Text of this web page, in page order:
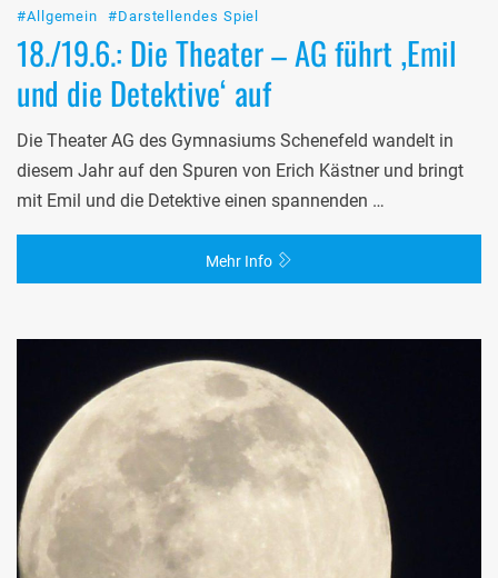
#Allgemein #Darstellendes Spiel
18./19.6.: Die Theater – AG führt ‚Emil
und die Detektive‘ auf
Die Theater AG des Gymnasiums Schenefeld wandelt in
diesem Jahr auf den Spuren von Erich Kästner und bringt
mit Emil und die Detektive einen spannenden …
Mehr Info